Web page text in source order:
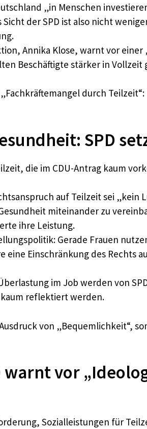
„in Menschen
der SPD ist also nicht
Annika Klose, warnt vor
Beschäftigte stärker in
durch
SPD
die im CDU-Antrag kaum
auf Teilzeit sei „kein
miteinander zu
ihre Leistung.
Gerade Frauen
eine Einschränkung des Rechts
im Job werden von
kaum reflektiert werden.
von „Bequemlichkeit“,
vor
Sozialleistungen für